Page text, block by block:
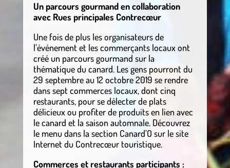
Un parcours gourmand en collaboration
avec Rues principales Contrecœur
Une fois de plus les organisateurs de
l’événement et les commerçants locaux ont
créé un parcours gourmand sur la
thématique du canard. Les gens pourront du
29 septembre au 12 octobre 2019 se rendre
dans sept commerces locaux, dont cinq
restaurants, pour se délecter de plats
délicieux ou profiter de produits en lien avec
le canard et la saison automnale. Découvrez
le menu dans la section Canard’O sur le site
Internet du Contrecœur touristique.
Commerces et restaurants participants :